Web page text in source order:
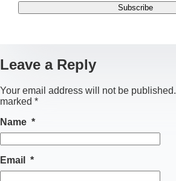
Subscribe
Leave a Reply
Your email address will not be published.
marked *
Name *
Email *